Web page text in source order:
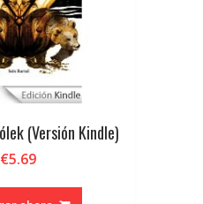
(Versión Kindle)
€5.69